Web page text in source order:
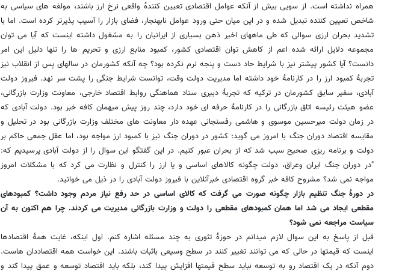
همراه نداشته است. از سویی بیش از آنکه عوامل اقتصادی تعیین کنندۀ واقعی نرخ ارز باشند، مولفه های سیاسی به
شاخص تعیین کننده تبدیل شده و در این میان حتی ورود عوامل نابهنجار، فضای بازار را آسیب پذیرتر کرده است. اما با
تشدید بحران ارزی سوالی که طی ماههای اخیر ذهن بسیاری از ایرانیان را به مشغول داشته اینست که آیا می توان
مجموعه دلایل ارائه شده اعم از کاهش توان اقتصادی کشور، کمبود منابع ارزی و تحریم ها را تنها دلیل این امر
دانست؟ آیا کشور پیشتر نیز با شرایط حاد دست و پنجه نرم نکرده بود؟ چه آنکه کشورمان در سالهای پس از انقلاب نیز
تجربۀ کمبود ارز را در کارنامۀ خود داشته اما مدیریت دولت وقت، توانست شرایط جنگی را پشت سر نهد. فیروز دولت
آبادی، سفیر سابق کشورمان در ترکیه که تجربۀ دبیری ستاد هماهنگی روابط اقتصاد خارجی، معاونت وزارت بازرگانی،
عضو هیئت رئیسه اتاق بازرگانی را در کارنامۀ حرفه ای خود دارد، چند روز پیش میهمان کافه خبر بود. دولت آبادی که
در زمان دولت میرحسین موسوی و هاشمی رفسنجانی عهده دار معاونت های مختلف وزارت بازرگانی بود در تحلیل و
مقایسه اقتصاد دوران جنگ با امروز می گوید: کشور در دوران جنگ نیز با کمبود ارز مواجه بود، اما عقل جمعی حاکم بر
دولت و برنامه ریزی صحیح سبب شد که از بحران عبور کنیم. در این گفتگو این سوال را از دولت آبادی پرسیدیم که:
"در دوران جنگ ایران وعراق، دولت چگونه کالاهای اساسی و یا ارز را کنترل و نظارت می کرد که با مشکلات امروز
مواجه نمی شد؟ مشروح کافه خبر گروه اقتصادی خبرآنلاین با فیروز دولت آبادی را در ذیل می خوانید.
در دورۀ جنگ تنظیم بازار چگونه صورت می گرفت که کالای اساسی در حد رفع نیاز مردم وجود داشت؟ کمبودهای
مقطعی ایجاد می شد اما همان کمبودهای مقطعی را دولت و وزارت بازرگانی مدیریت می کردند. چرا هم اکنون به آن
سیاست مراجعه نمی شود؟
قبل از پاسخ به این سوال لازم میدانم در حوزۀ تئوری به چند مسئله اشاره کنم. اول اینکه، غایت همۀ اقتصادها
اینست که قیمتها در حالی که می توانند تغییر کنند در سطح وسیعی باثبات باشند. این خواست همه اقتصاددان هاست.
دوم آنکه در یک اقتصاد رو به توسعه نباید سطح قیمتها افزایش پیدا کند، بلکه باید اقتصاد توسعه و عمق پیدا کند و